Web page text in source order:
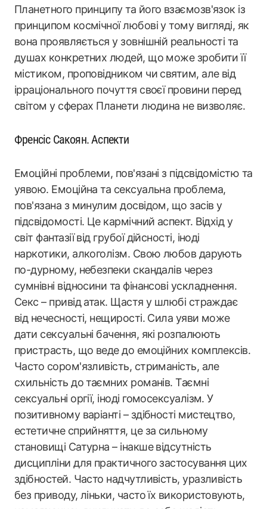
Планетного принципу та його взаємозв'язок із
принципом космічної любові у тому вигляді, як
вона проявляється у зовнішній реальності та
душах конкретних людей, що може зробити її
містиком, проповідником чи святим, але від
ірраціонального почуття своєї провини перед
світом у сферах Планети людина не визволяє.
Френсіс Сакоян. Аспекти
Емоційні проблеми, пов'язані з підсвідомістю та
уявою. Емоційна та сексуальна проблема,
пов'язана з минулим досвідом, що засів у
підсвідомості. Це кармічний аспект. Відхід у
світ фантазії від грубої дійсності, іноді
наркотики, алкоголізм. Свою любов дарують
по-дурному, небезпеки скандалів через
сумнівні відносини та фінансові ускладнення.
Секс – привід атак. Щастя у шлюбі страждає
від нечесності, нещирості. Сила уяви може
дати сексуальні бачення, які розпалюють
пристрасть, що веде до емоційних комплексів.
Часто сором'язливість, стриманість, але
схильність до таємних романів. Таємні
сексуальні оргії, іноді гомосексуалізм. У
позитивному варіанті – здібності мистецтво,
естетичне сприйняття, це за сильному
становищі Сатурна – інакше відсутність
дисципліни для практичного застосування цих
здібностей. Часто надчутливість, уразливість
без приводу, ліньки, часто їх використовують,